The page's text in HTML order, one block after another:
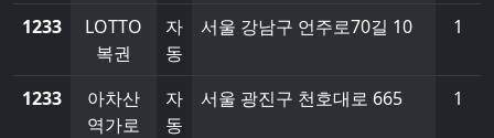
1233
LOTTO
복권
자
동
서울 강남구 언주로70길 10 1
1233
아차산
역가로
자
동
서울 광진구 천호대로 665 1